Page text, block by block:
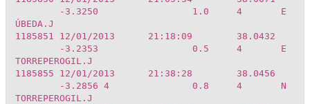
-3.3250
1.0 4
E
ÚBEDA.J
1185851
12/01/2013 21:18:09
38.0432
-3.2353
0.5 4
E
TORREPEROGIL.J
1185855
12/01/2013 21:38:28
38.0456
-3.2856 4 0.8 4
N
TORREPEROGIL.J